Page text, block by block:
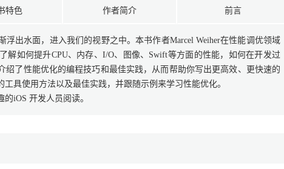
特色 作者简介 前言
浮出水面，进入我们的视野之中。本书作者Marcel Weiher在性能调优领域
解如何提升CPU、内存、I/O、图像、Swift等方面的性能，如何在开发过
绍了性能优化的编程技巧和最佳实践，从而帮助你写出更高效、更快速的
具使用方法以及最佳实践，并跟随示例来学习性能优化。
iOS 开发人员阅读。